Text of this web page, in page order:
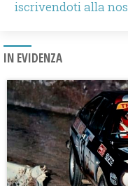
iscrivendoti alla
IN EVIDENZA